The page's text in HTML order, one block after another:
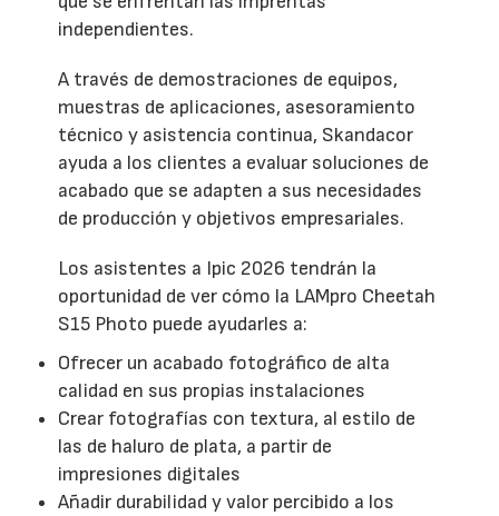
independientes.
A través de demostraciones de equipos,
muestras de aplicaciones, asesoramiento
técnico y asistencia continua, Skandacor
ayuda a los clientes a evaluar soluciones de
acabado que se adapten a sus necesidades
de producción y objetivos empresariales.
Los asistentes a Ipic 2026 tendrán la
oportunidad de ver cómo la LAMpro Cheetah
S15 Photo puede ayudarles a:
Ofrecer un acabado fotográfico de alta
calidad en sus propias instalaciones
Crear fotografías con textura, al estilo de
las de haluro de plata, a partir de
impresiones digitales
Añadir durabilidad y valor percibido a los